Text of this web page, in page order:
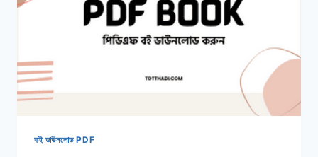
বই ডাউনলোড PDF